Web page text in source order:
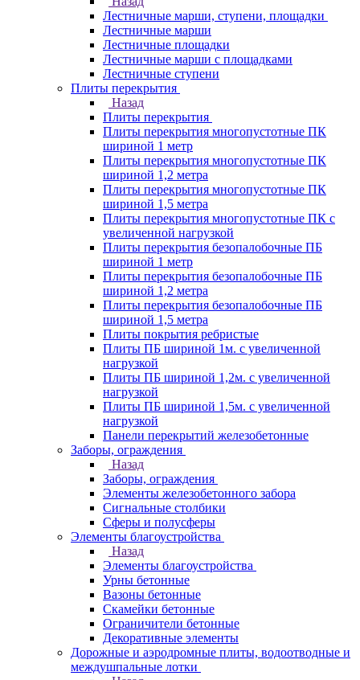
Лестничные марши, ступени, площадки
Лестничные марши
Лестничные площадки
Лестничные марши с площадками
Лестничные ступени
Плиты перекрытия
Назад
Плиты перекрытия
Плиты перекрытия многопустотные ПК
шириной 1 метр
Плиты перекрытия многопустотные ПК
шириной 1,2 метра
Плиты перекрытия многопустотные ПК
шириной 1,5 метра
Плиты перекрытия многопустотные ПК с
увеличенной нагрузкой
Плиты перекрытия безопалобочные ПБ
шириной 1 метр
Плиты перекрытия безопалобочные ПБ
шириной 1,2 метра
Плиты перекрытия безопалобочные ПБ
шириной 1,5 метра
Плиты покрытия ребристые
Плиты ПБ шириной 1м. с увеличенной
нагрузкой
Плиты ПБ шириной 1,2м. с увеличенной
нагрузкой
Плиты ПБ шириной 1,5м. с увеличенной
нагрузкой
Панели перекрытий железобетонные
Заборы, ограждения
Назад
Заборы, ограждения
Элементы железобетонного забора
Сигнальные столбики
Сферы и полусферы
Элементы благоустройства
Назад
Элементы благоустройства
Урны бетонные
Вазоны бетонные
Скамейки бетонные
Ограничители бетонные
Декоративные элементы
Дорожные и аэродромные плиты, водоотводные и
междушпальные лотки